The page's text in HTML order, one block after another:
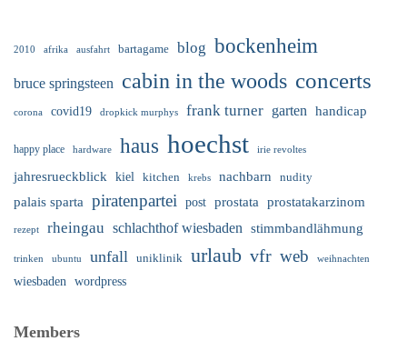
2010 afrika ausfahrt bartagame blog bockenheim
bruce springsteen cabin in the woods concerts
corona covid19 dropkick murphys frank turner garten handicap
happy place hardware haus hoechst irie revoltes
jahresrueckblick kiel kitchen krebs nachbarn nudity
palais sparta piratenpartei post prostata prostatakarzinom
rezept rheingau schlachthof wiesbaden stimmbandlähmung
trinken ubuntu unfall uniklinik urlaub vfr web weihnachten
wiesbaden wordpress
Members